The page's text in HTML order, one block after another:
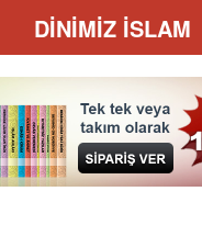
DİNİMİZ İSLAM